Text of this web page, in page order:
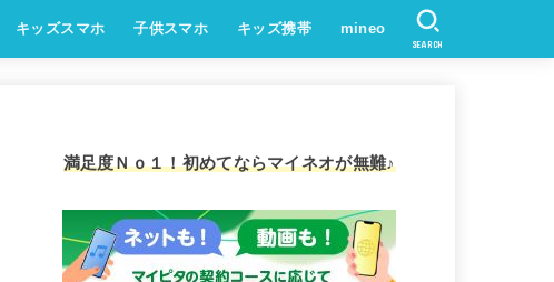
キッズスマホ 子供スマホ キッズ携帯 mineo
SEARCH
満足度Ｎｏ１！初めてならマイネオが無難♪